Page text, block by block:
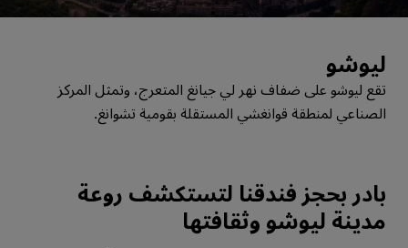
ليوشو
تقع ليوشو على ضفاف نهر لي جيانغ المتعرج، وتمثل المركز
الصناعي لمنطقة قوانغشي المستقلة بقومية تشوانغ.
بادر بحجز فندقنا لتستكشف روعة
مدينة ليوشو وثقافتها